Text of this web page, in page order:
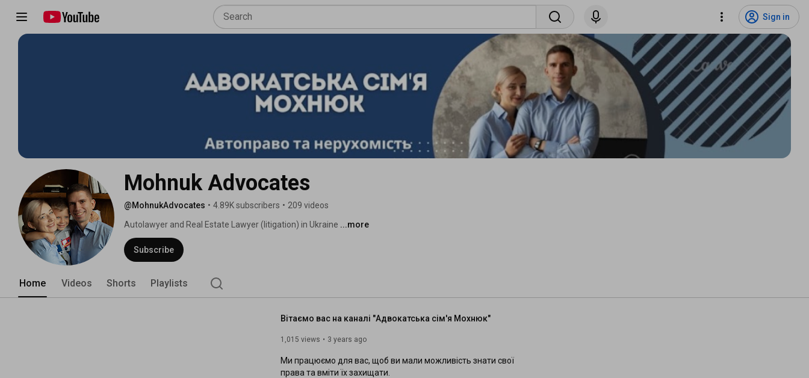
Sign in
Mohnuk Advocates
@MohnukAdvocates • 4.89K subscribers • 209 videos
Autolawyer and Real Estate Lawyer (litigation) in Ukraine ...more
Subscribe
Home Videos Shorts Playlists
Вітаємо вас на каналі "Адвокатська сім'я Мохнюк"
1,015 views 3 years ago
Ми працюємо для вас, щоб ви мали можливість знати свої
права та вміти їх захищати.